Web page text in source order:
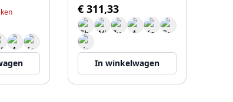
€ 311,33
In winkelwagen